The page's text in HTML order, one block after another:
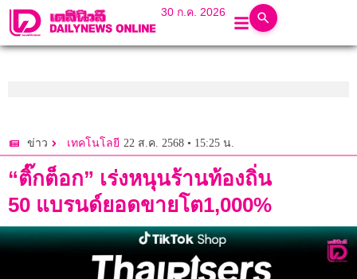
30 ก.ค. 2026
ข่าว เทคโนโลยี 22 ส.ค. 2568 • 15:25 น.
“ติ๊กต็อก” เร่งหนุนร้านท้องถิ่น
50 แบรนด์ยอดขายโต1,000%